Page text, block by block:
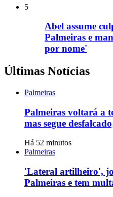
5
Abel assume
Palmeiras e
por nome'
Últimas Notícias
Palmeiras
Palmeiras voltará a
mas segue
Há 52 minutos
Palmeiras
'Lateral artilheiro',
Palmeiras e tem